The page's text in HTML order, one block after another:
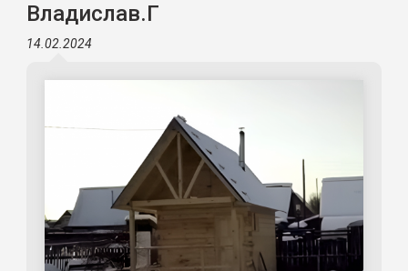
Владислав.Г
14.02.2024